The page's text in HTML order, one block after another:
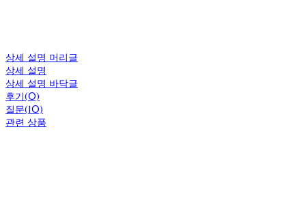
상세 설명 머리글
상세 설명
상세 설명 바닥글
후기(0)
질문(10)
관련 상품